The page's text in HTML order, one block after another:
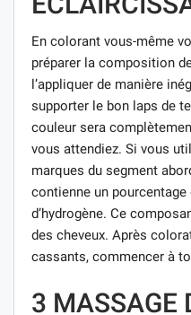
En colorant vous-même
préparer la composition
l’appliquer de manière
supporter le bon laps de
couleur sera
vous attendiez. Si vous
marques du segment
contienne un pourcentage
d’hydrogène. Ce
des cheveux. Après
cassants, commencer à
3 MASSAGE